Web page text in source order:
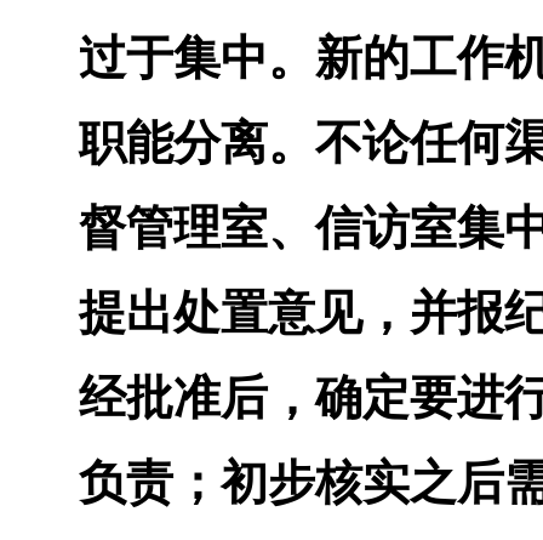
过于集中。新的工作
职能分离。不论任何
督管理室、信访室集
提出处置意见，并报
经批准后，确定要进
负责；初步核实之后